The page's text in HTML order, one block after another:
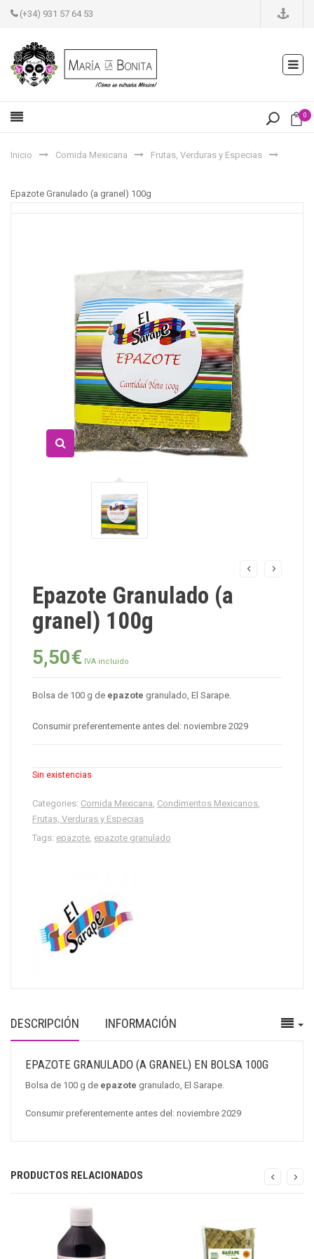
(+34) 931 57 64 53
0
Inicio Comida Mexicana Frutas, Verduras y Especias
Epazote Granulado (a granel) 100g
Epazote Granulado (a
granel) 100g
5,50€ IVA incluido
Bolsa de 100 g de epazote granulado, El Sarape.
Consumir preferentemente antes del: noviembre 2029
Sin existencias
Categories: Comida Mexicana, Condimentos Mexicanos,
Frutas, Verduras y Especias
Tags: epazote, epazote granulado
DESCRIPCIÓN INFORMACIÓN
EPAZOTE GRANULADO (A GRANEL) EN BOLSA 100G
Bolsa de 100 g de epazote granulado, El Sarape.
Consumir preferentemente antes del: noviembre 2029
PRODUCTOS RELACIONADOS